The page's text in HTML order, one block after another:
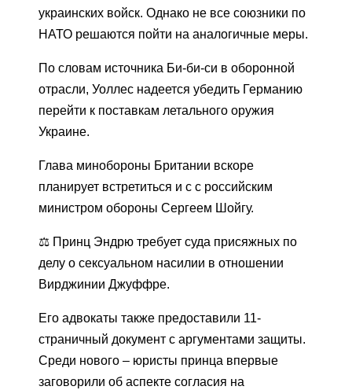
украинских войск. Однако не все союзники по
НАТО решаются пойти на аналогичные меры.
По словам источника Би-би-си в оборонной
отрасли, Уоллес надеется убедить Германию
перейти к поставкам летального оружия
Украине.
Глава минобороны Британии вскоре
планирует встретиться и с с российским
министром обороны Сергеем Шойгу.
⚖️ Принц Эндрю требует суда присяжных по
делу о сексуальном насилии в отношении
Вирджинии Джуффре.
Его адвокаты также предоставили 11-
страничный документ с аргументами защиты.
Среди нового – юристы принца впервые
заговорили об аспекте согласия на